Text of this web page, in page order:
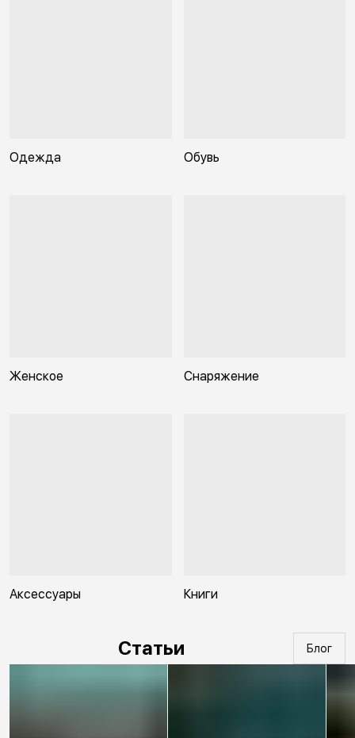
Одежда Обувь
Женское Снаряжение
Аксессуары Книги
Статьи Блог